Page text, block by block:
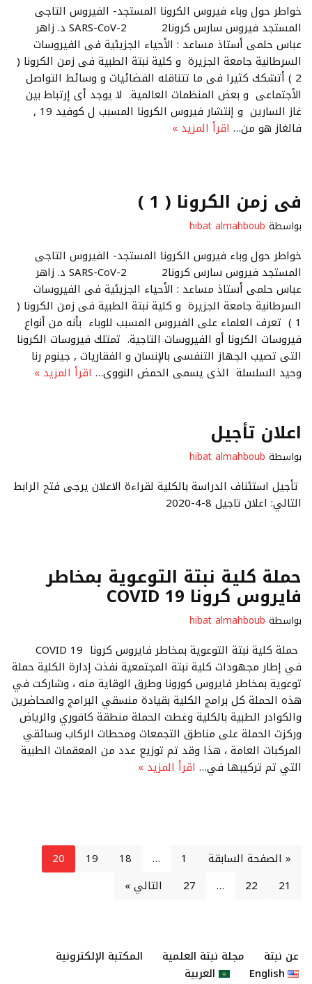
خواطر حول وباء فيروس الكرونا المستجد- الفيروس التاجى
المستجد فيروس سارس كرونا2 SARS-CoV-2 د. زاهر
عباس حلمى أستاذ مساعد : الأحياء الجزيئية فى الفيروسات
السرطانية جامعة الجزيرة و كلية نبتة الطبية فى زمن الكرونا (
2 ) أتشكك كثيرا فى ما تتناقله الفضائيات و وسائط التواصل
الأجتماعى و بعض المنظمات العالمية. لا يوجد أى إرتباط بين
غاز السارين و إنتشار فيروس الكرونا المسبب ل كوفيد 19 ,
فالغاز هو من… اقرأ المزيد »
فى زمن الكرونا ( 1 )
بواسطة hibat almahboub
خواطر حول وباء فيروس الكرونا المستجد- الفيروس التاجى
المستجد فيروس سارس كرونا2 SARS-CoV-2 د. زاهر
عباس حلمى أستاذ مساعد : الأحياء الجزيئية فى الفيروسات
السرطانية جامعة الجزيرة و كلية نبتة الطبية فى زمن الكرونا (
1 ) تعرف العلماء على الفيروس المسبب للوباء بأنه من أنواع
فيروسات الكرونا أو الفيروسات التاجية. تمتلك فيروسات الكرونا
التى تصيب الجهاز التنفسى بالإنسان و الفقاريات , جينوم رنا
وحيد السلسلة الذى يسمى الحمض النووى… اقرأ المزيد »
اعلان تأجيل
بواسطة hibat almahboub
تأجيل استئناف الدراسة بالكلية لقراءة الاعلان يرجى فتح الرابط
التالي: اعلان تاجيل 8-4-2020
حملة كلية نبتة التوعوية بمخاطر
فايروس كرونا COVID 19
بواسطة hibat almahboub
في إطار مجهودات كلية نبتة المجتمعية نفذت إدارة الكلية حملة
توعوية بمخاطر فايروس كورونا وطرق الوقاية منه ، وشاركت في
هذه الحملة كل برامج الكلية بقيادة منسقي البرامج والمحاضرين
والكوادر الطبية بالكلية وغطت الحملة منطقة كافوري والرياض
وركزت الحملة على مناطق التجمعات ومحطات الركاب وسائقي
المركبات العامة ، هذا وقد تم توزيع عدد من المعقمات الطبية
التي تم تركيبها في… اقرأ المزيد »
« الصفحة السابقة 1
…
18
19
20
21
22
…
27 التالي »
عن نبتة مجلة نبتة العلمية
المكتبة الإلكترونية
English
العربية